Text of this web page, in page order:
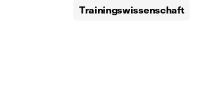
Trainingswissenschaft